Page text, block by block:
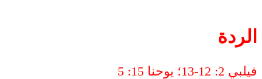
الردة
فيلبي 2: 12-13؛ يوحنا 15: 5